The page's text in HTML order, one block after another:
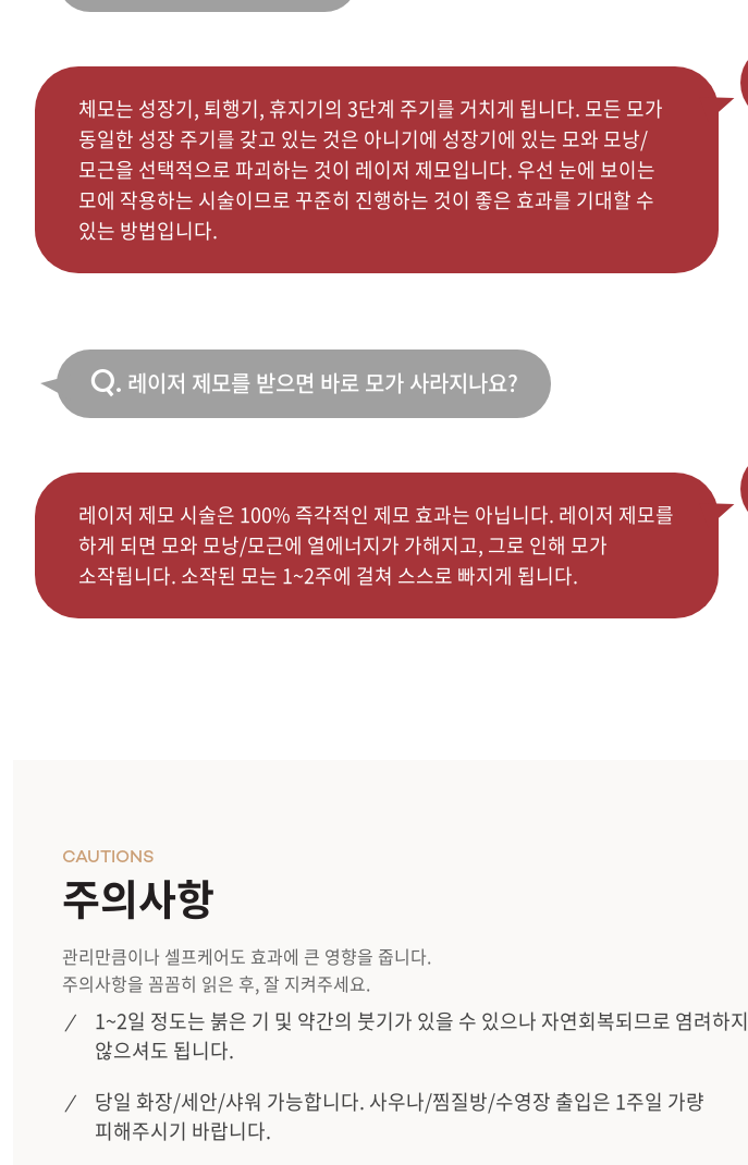
체모는 성장기, 퇴행기, 휴지기의 3단계 주기를 거치게 됩니다. 모든 모가
동일한 성장 주기를 갖고 있는 것은 아니기에 성장기에 있는 모와 모낭/
모근을 선택적으로 파괴하는 것이 레이저 제모입니다. 우선 눈에 보이는
모에 작용하는 시술이므로 꾸준히 진행하는 것이 좋은 효과를 기대할 수
있는 방법입니다.
Q. 레이저 제모를 받으면 바로 모가 사라지나요?
레이저 제모 시술은 100% 즉각적인 제모 효과는 아닙니다. 레이저 제모를
하게 되면 모와 모낭/모근에 열에너지가 가해지고, 그로 인해 모가
소작됩니다. 소작된 모는 1~2주에 걸쳐 스스로 빠지게 됩니다.
주의사항
CAUTIONS
관리만큼이나 셀프케어도 효과에 큰 영향을 줍니다.
주의사항을 꼼꼼히 읽은 후, 잘 지켜주세요.
1~2일 정도는 붉은 기 및 약간의 붓기가 있을 수 있으나 자연회복되므로 염려하지
않으셔도 됩니다.
당일 화장/세안/샤워 가능합니다. 사우나/찜질방/수영장 출입은 1주일 가량
피해주시기 바랍니다.